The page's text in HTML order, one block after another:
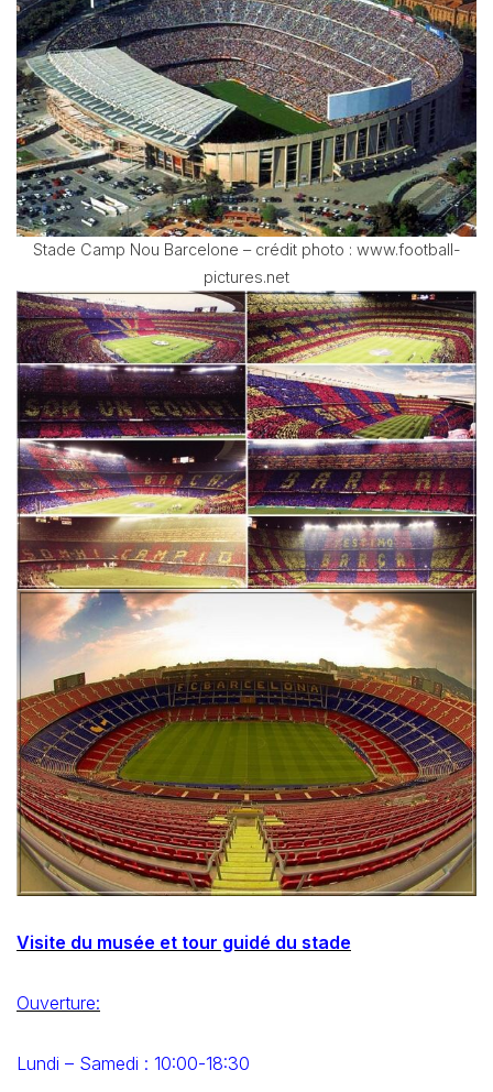
Stade Camp Nou Barcelone – crédit photo : www.football-
pictures.net
Visite du musée et tour guidé du stade
Ouverture:
Lundi – Samedi : 10:00-18:30